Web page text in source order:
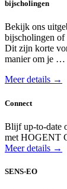
bijscholingen
Bekijk ons
bijscholingen of
Dit zijn korte
manier om je …
Meer details →
Connect
Blijf up-to-date
met HOGENT
Meer details →
SENS-EO